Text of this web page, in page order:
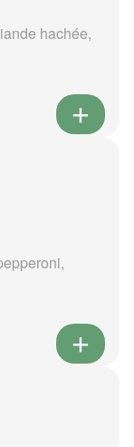
hachée,